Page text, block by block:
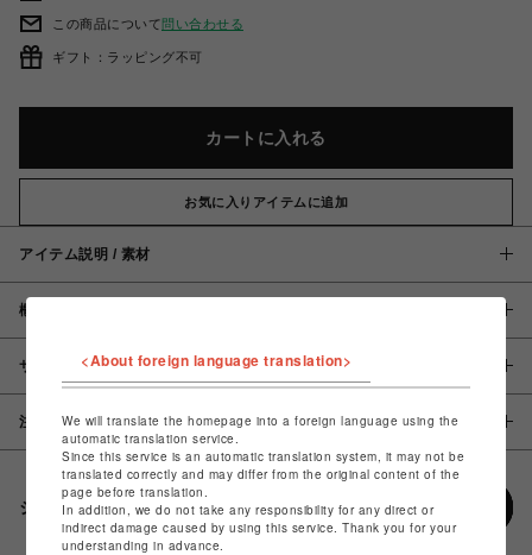
この商品について問い合わせる
ギフト：ラッピング不可
カートに入れる
お気に入りアイテムに追加
アイテム説明 / 素材
概要
サイズ
注意事項
シェアする
<About foreign language translation>
We will translate the homepage into a foreign language using the
automatic translation service.
Since this service is an automatic translation system, it may not be
translated correctly and may differ from the original content of the
page before translation.
In addition, we do not take any responsibility for any direct or
indirect damage caused by using this service. Thank you for your
understanding in advance.